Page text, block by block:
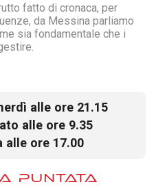
fatto di cronaca, per
da Messina parliamo
sia fondamentale che i
alle ore 21.15
alle ore 9.35
alle ore 17.00
PUNTATA